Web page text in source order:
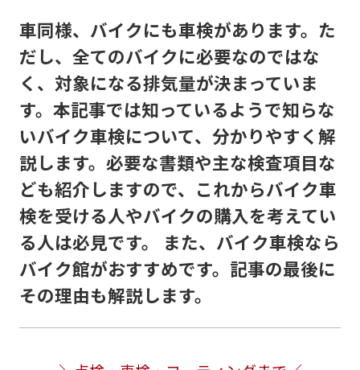
車同様、バイクにも車検があります。た
だし、全てのバイクに必要なのではな
く、対象になる排気量が決まっていま
す。本記事では知っているようで知らな
いバイク車検について、分かりやすく解
説します。必要な書類や主な検査項目な
ども紹介しますので、これからバイク車
検を受ける人やバイクの購入を考えてい
る人は必見です。 また、バイク車検なら
バイク館がおすすめです。記事の最後に
その理由も解説します。